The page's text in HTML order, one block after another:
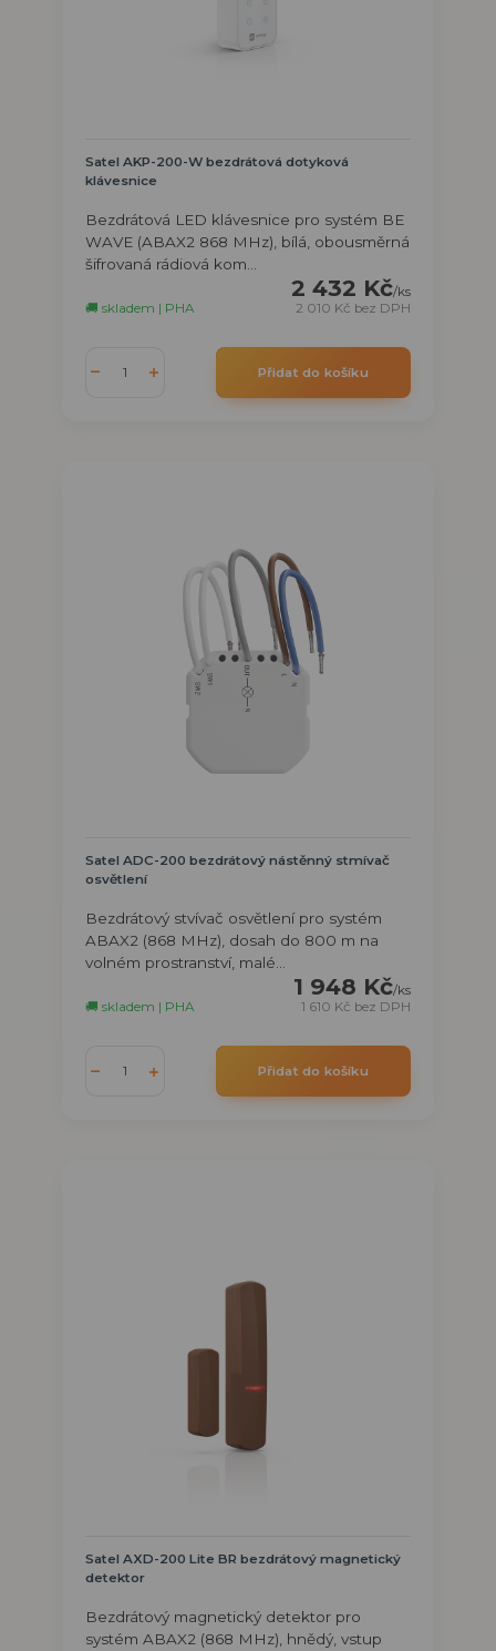
Satel AKP-200-W bezdrátová dotyková
klávesnice
Bezdrátová LED klávesnice pro systém BE
WAVE (ABAX2 868 MHz), bílá, obousměrná
šifrovaná rádiová kom...
2 432 Kč/ks
2 010 Kč bez DPH
🚚 skladem | PHA
Přidat do košíku
Satel ADC-200 bezdrátový nástěnný stmívač
osvětlení
Bezdrátový stvívač osvětlení pro systém
ABAX2 (868 MHz), dosah do 800 m na
volném prostranství, malé...
1 948 Kč/ks
1 610 Kč bez DPH
🚚 skladem | PHA
Přidat do košíku
Satel AXD-200 Lite BR bezdrátový magnetický
detektor
Bezdrátový magnetický detektor pro
systém ABAX2 (868 MHz), hnědý, vstup